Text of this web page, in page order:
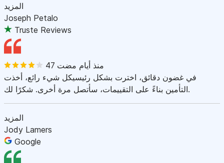
المزيد
Joseph Petalo
Truste Reviews
47 منذ أيام مضت
في غضون دقائق، اخترت بشكل رئيسيكل شيء رائع، أخذت
التأمين بناءً على التقييمات، سأتصل مرة أخرى. شكرًا لك.
المزيد
Jody Lamers
Google